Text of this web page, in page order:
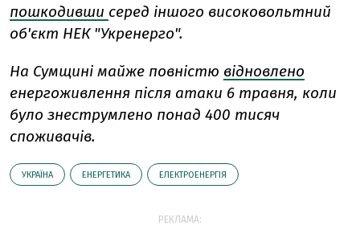
пошкодивши серед іншого високовольтний
об'єкт НЕК "Укренерго".
На Сумщині майже повністю відновлено
енергоживлення після атаки 6 травня, коли
було знеструмлено понад 400 тисяч
споживачів.
УКРАЇНА ЕНЕРГЕТИКА ЕЛЕКТРОЕНЕРГІЯ
РЕКЛАМА: